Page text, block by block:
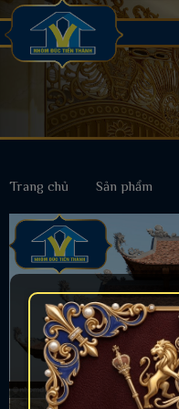
Trang chủ Sản phẩm